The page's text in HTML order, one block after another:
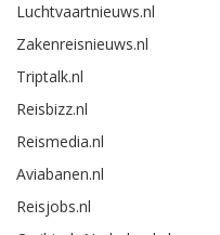
Luchtvaartnieuws.nl
Zakenreisnieuws.nl
Triptalk.nl
Reisbizz.nl
Reismedia.nl
Aviabanen.nl
Reisjobs.nl